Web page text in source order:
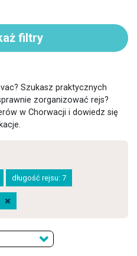
filtry
Szukasz praktycznych
zorganizować rejs?
w Chorwacji i dowiedz się
długość rejsu: 7